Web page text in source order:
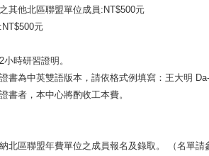
其他北區聯盟單位成員 :NT$500元
:NT$500元
時研習證明。
書為中英雙語版本，請依格式例填寫：王大明
書者，本中心將酌收工本費。
北區聯盟年費單位之成員報名及錄取。
（名單